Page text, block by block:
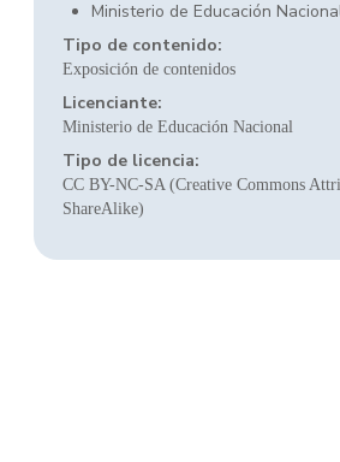
Ministerio de Educación
Tipo de contenido:
Exposición de contenidos
Licenciante:
Ministerio de Educación Nacional
Tipo de licencia:
CC BY-NC-SA (Creative Commons
ShareAlike)